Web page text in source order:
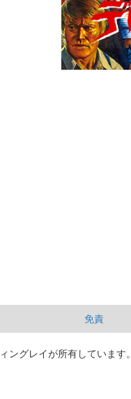
免責
ングレイが所有しています。